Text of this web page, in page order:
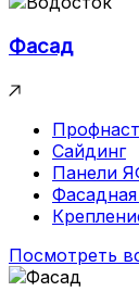
Фасад
Сайдинг
Панели
Посмотреть